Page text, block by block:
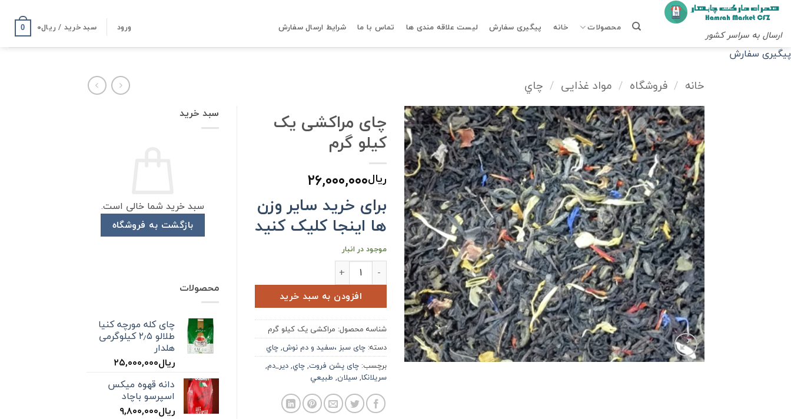
Skip
content
ارسال به سراسر کشور
محصولات خانه پیگیری سفارش لیست علاقه مندی ها تماس با ما شرایط ارسال سفارش ورود سبد خرید / ریال۰ 0
پیگیری سفارش
خانه / فروشگاه / مواد غذایی / چاي
چای مراکشی یک
کیلو گرم
ریال۲۶,۰۰۰,۰۰۰
برای خرید سایر وزن
ها اینجا کلیک کنید
موجود در انبار
چای مراکشی یک کیلو گرم عدد
افزودن به سبد خرید
شناسه محصول: مراکشی یک کیلو گرم
دسته: چای سبز ،سفید و دم نوش,چاي
برچسب: چای پشن فروت,چاي,دير_دم,
سريلانكا,سيلان, طبيعي
سبد خرید
سبد خرید شما خالی است.
بازگشت به فروشگاه
محصولات
چای کله مورچه کنیا
طلالو ۲٫۵ کیلوگرمی
هلدار
ریال۲۵,۰۰۰,۰۰۰
دانه قهوه میکس
اسپرسو باچاد
ریال۹,۸۰۰,۰۰۰